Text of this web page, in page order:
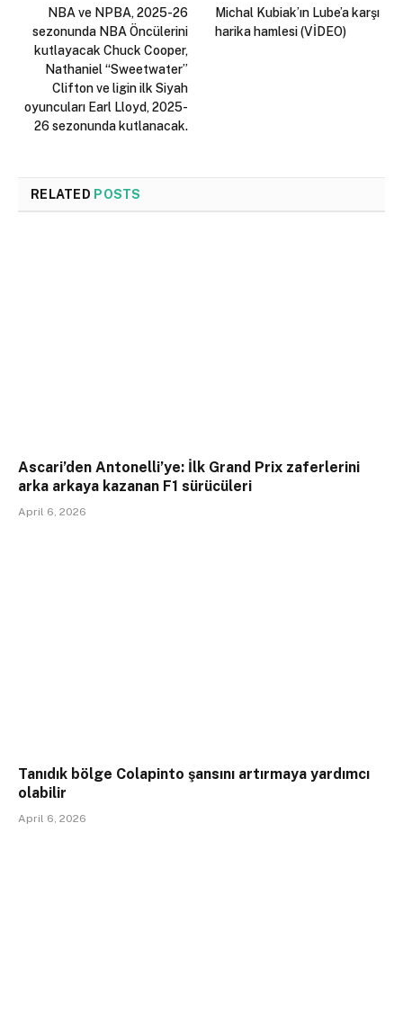
NBA ve NPBA, 2025-26
sezonunda NBA Öncülerini
kutlayacak Chuck Cooper,
Nathaniel “Sweetwater”
Clifton ve ligin ilk Siyah
oyuncuları Earl Lloyd, 2025-
26 sezonunda kutlanacak.
Michal Kubiak’ın Lube’a karşı
harika hamlesi (VİDEO)
RELATED POSTS
Ascari’den Antonelli’ye: İlk Grand Prix zaferlerini
arka arkaya kazanan F1 sürücüleri
April 6, 2026
Tanıdık bölge Colapinto şansını artırmaya yardımcı
olabilir
April 6, 2026